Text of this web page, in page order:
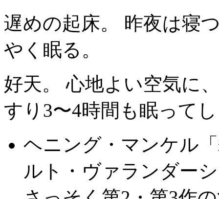
遅めの起床。 昨夜は寝
やく眠る。
好天。 心地よい空気に
すり3〜4時間も眠って
ヘニング・マンケル
ルト・ヴァランダー